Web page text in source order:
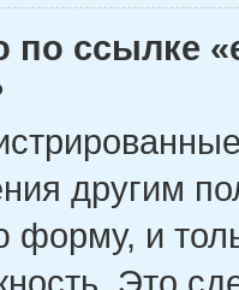
по ссылке
другим
и